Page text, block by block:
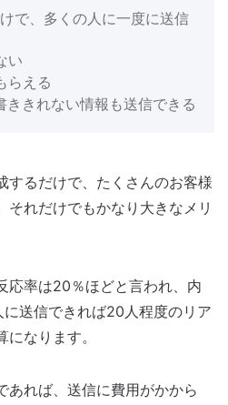
で、多くの人に一度に送信
い
らえる
ききれない情報も送信できる
するだけで、たくさんのお客様
それだけでもかなり大きなメリ
応率は20％ほどと言われ、内
送信できれば20人程度のリア
なります。
あれば、送信に費用がかから